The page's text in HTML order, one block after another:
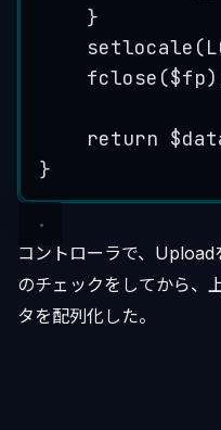
}
setlocale (
fclose ($fp
return
}
コントローラで、Upload
のチェックをしてから、
タを配列化した。